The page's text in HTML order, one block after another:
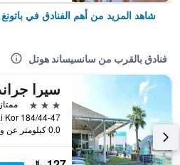
شاهد المزيد من أهم الفنادق في باتونغ
فنادق بالقرب من سانسيساند هوتل
3 نجوم
ممتاز 8.2
0.0 كيلومتر عن وسط المدينة